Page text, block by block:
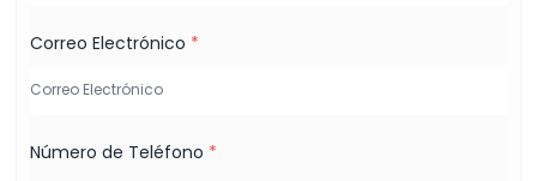
Correo Electrónico *
Número de Teléfono *